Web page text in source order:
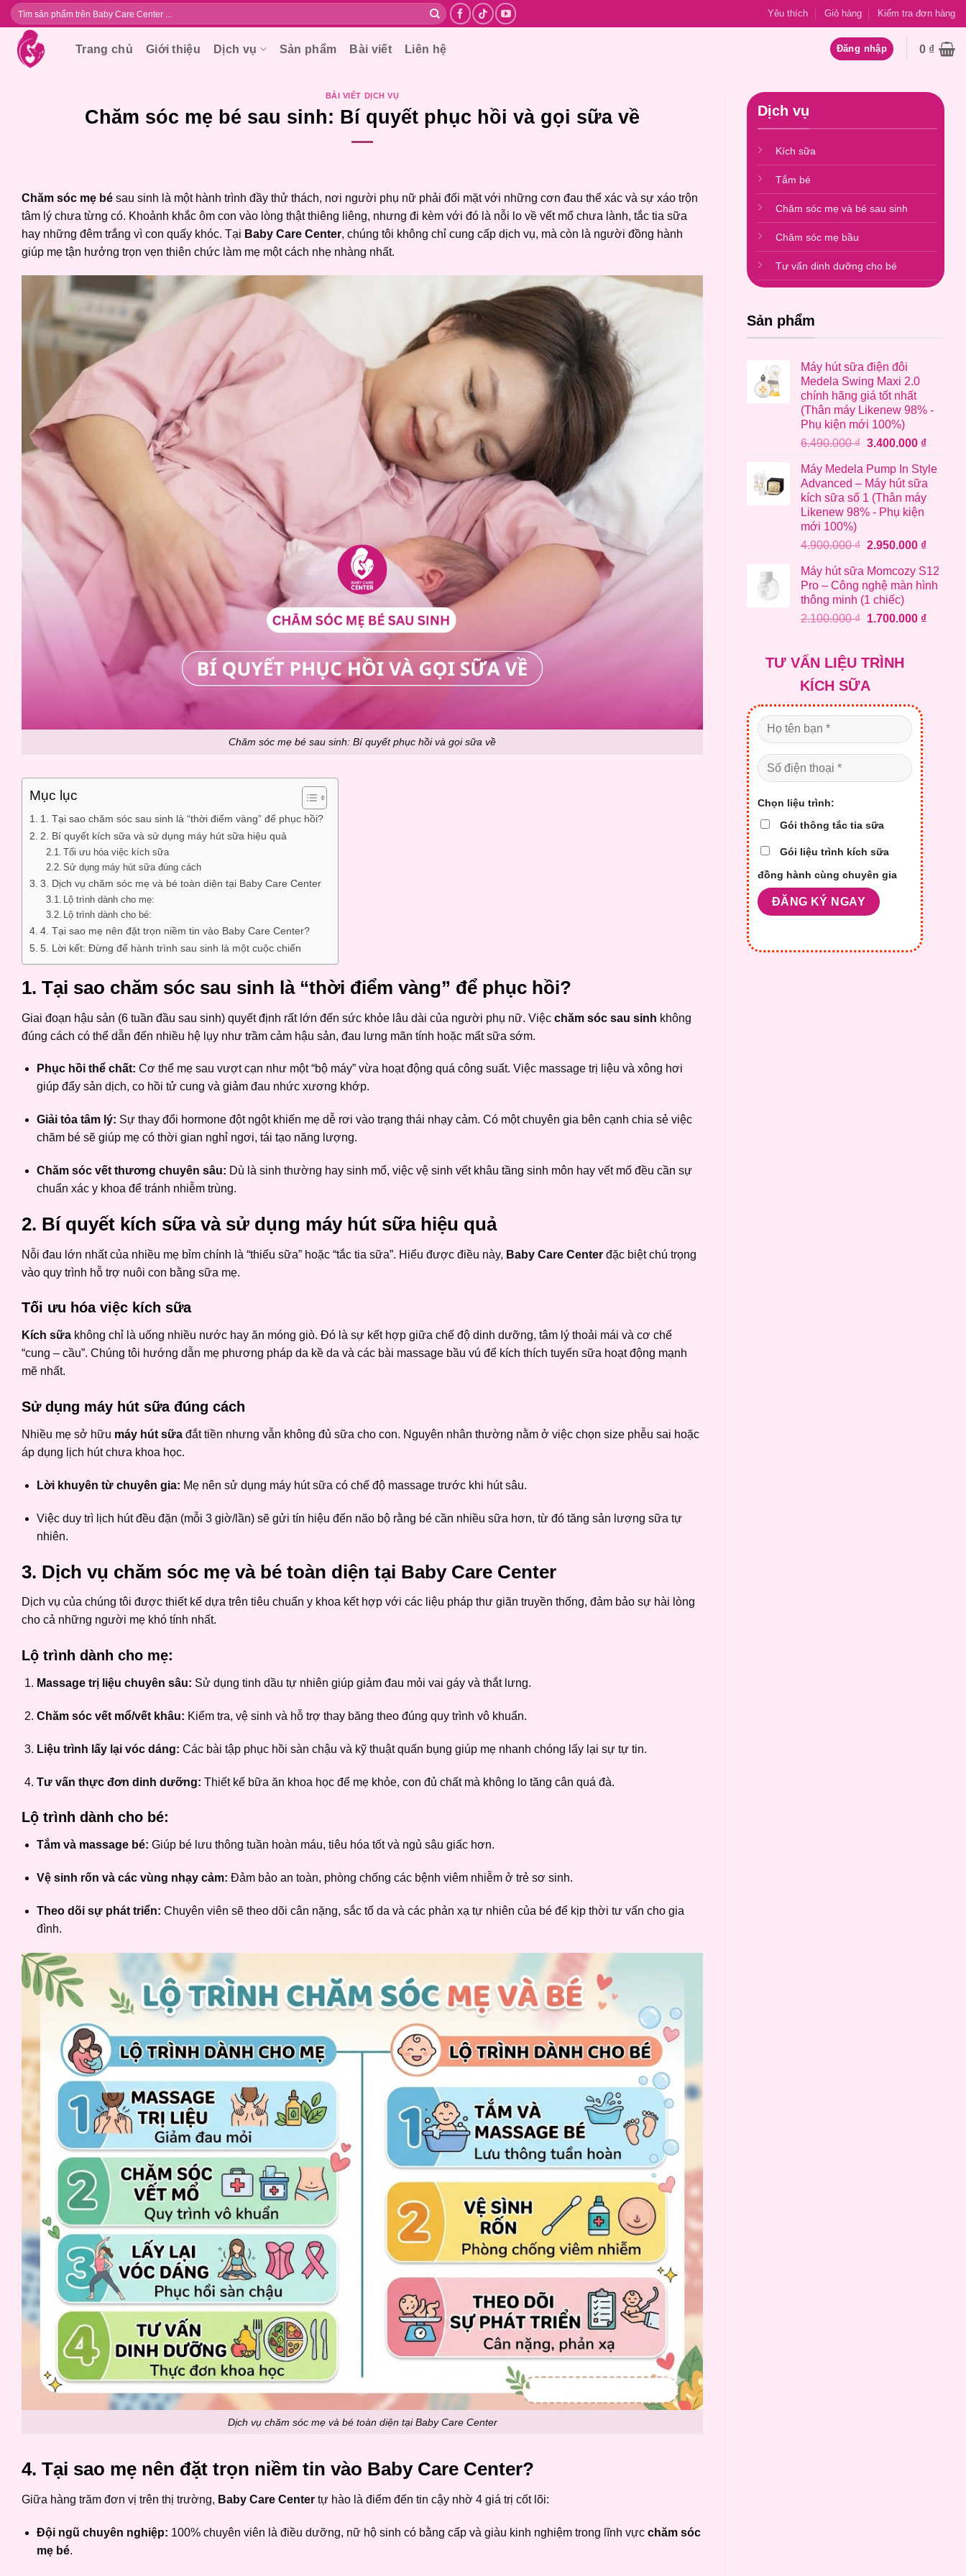
Bỏ
qua
dung
Tìm
kiếm:
Yêu thích Giỏ hàng Kiểm tra đơn hàng
Trang chủ Giới thiệu Dịch vụ Sản phẩm Bài viết Liên hệ Đăng nhập 0 ₫
BÀI VIẾT DỊCH VỤ
Chăm sóc mẹ bé sau sinh: Bí quyết phục hồi và gọi sữa về
Chăm sóc mẹ bé sau sinh là một hành trình đầy thử thách, nơi người phụ nữ phải đối mặt với những cơn đau thể xác và sự xáo trộn
tâm lý chưa từng có. Khoảnh khắc ôm con vào lòng thật thiêng liêng, nhưng đi kèm với đó là nỗi lo về vết mổ chưa lành, tắc tia sữa
hay những đêm trắng vì con quấy khóc. Tại Baby Care Center, chúng tôi không chỉ cung cấp dịch vụ, mà còn là người đồng hành
giúp mẹ tận hưởng trọn vẹn thiên chức làm mẹ một cách nhẹ nhàng nhất.
Chăm sóc mẹ bé sau sinh: Bí quyết phục hồi và gọi sữa về
Mục lục
1. Tại sao chăm sóc sau sinh là “thời điểm vàng” để phục hồi?
2. Bí quyết kích sữa và sử dụng máy hút sữa hiệu quả
Tối ưu hóa việc kích sữa
Sử dụng máy hút sữa đúng cách
3. Dịch vụ chăm sóc mẹ và bé toàn diện tại Baby Care Center
Lộ trình dành cho mẹ:
Lộ trình dành cho bé:
4. Tại sao mẹ nên đặt trọn niềm tin vào Baby Care Center?
5. Lời kết: Đừng để hành trình sau sinh là một cuộc chiến
1. Tại sao chăm sóc sau sinh là “thời điểm vàng” để phục hồi?
Giai đoạn hậu sản (6 tuần đầu sau sinh) quyết định rất lớn đến sức khỏe lâu dài của người phụ nữ. Việc chăm sóc sau sinh không
đúng cách có thể dẫn đến nhiều hệ lụy như trầm cảm hậu sản, đau lưng mãn tính hoặc mất sữa sớm.
Phục hồi thể chất: Cơ thể mẹ sau vượt cạn như một “bộ máy” vừa hoạt động quá công suất. Việc massage trị liệu và xông hơi
giúp đẩy sản dịch, co hồi tử cung và giảm đau nhức xương khớp.
Giải tỏa tâm lý: Sự thay đổi hormone đột ngột khiến mẹ dễ rơi vào trạng thái nhạy cảm. Có một chuyên gia bên cạnh chia sẻ việc
chăm bé sẽ giúp mẹ có thời gian nghỉ ngơi, tái tạo năng lượng.
Chăm sóc vết thương chuyên sâu: Dù là sinh thường hay sinh mổ, việc vệ sinh vết khâu tầng sinh môn hay vết mổ đều cần sự
chuẩn xác y khoa để tránh nhiễm trùng.
2. Bí quyết kích sữa và sử dụng máy hút sữa hiệu quả
Nỗi đau lớn nhất của nhiều mẹ bỉm chính là “thiếu sữa” hoặc “tắc tia sữa”. Hiểu được điều này, Baby Care Center đặc biệt chú trọng
vào quy trình hỗ trợ nuôi con bằng sữa mẹ.
Tối ưu hóa việc kích sữa
Kích sữa không chỉ là uống nhiều nước hay ăn móng giò. Đó là sự kết hợp giữa chế độ dinh dưỡng, tâm lý thoải mái và cơ chế
“cung – cầu”. Chúng tôi hướng dẫn mẹ phương pháp da kề da và các bài massage bầu vú để kích thích tuyến sữa hoạt động mạnh
mẽ nhất.
Sử dụng máy hút sữa đúng cách
Nhiều mẹ sở hữu máy hút sữa đắt tiền nhưng vẫn không đủ sữa cho con. Nguyên nhân thường nằm ở việc chọn size phễu sai hoặc
áp dụng lịch hút chưa khoa học.
Lời khuyên từ chuyên gia: Mẹ nên sử dụng máy hút sữa có chế độ massage trước khi hút sâu.
Việc duy trì lịch hút đều đặn (mỗi 3 giờ/lần) sẽ gửi tín hiệu đến não bộ rằng bé cần nhiều sữa hơn, từ đó tăng sản lượng sữa tự
nhiên.
3. Dịch vụ chăm sóc mẹ và bé toàn diện tại Baby Care Center
Dịch vụ của chúng tôi được thiết kế dựa trên tiêu chuẩn y khoa kết hợp với các liệu pháp thư giãn truyền thống, đảm bảo sự hài lòng
cho cả những người mẹ khó tính nhất.
Lộ trình dành cho mẹ:
Massage trị liệu chuyên sâu: Sử dụng tinh dầu tự nhiên giúp giảm đau mỏi vai gáy và thắt lưng.
Chăm sóc vết mổ/vết khâu: Kiểm tra, vệ sinh và hỗ trợ thay băng theo đúng quy trình vô khuẩn.
Liệu trình lấy lại vóc dáng: Các bài tập phục hồi sàn chậu và kỹ thuật quấn bụng giúp mẹ nhanh chóng lấy lại sự tự tin.
Tư vấn thực đơn dinh dưỡng: Thiết kế bữa ăn khoa học để mẹ khỏe, con đủ chất mà không lo tăng cân quá đà.
Lộ trình dành cho bé:
Tắm và massage bé: Giúp bé lưu thông tuần hoàn máu, tiêu hóa tốt và ngủ sâu giấc hơn.
Vệ sinh rốn và các vùng nhạy cảm: Đảm bảo an toàn, phòng chống các bệnh viêm nhiễm ở trẻ sơ sinh.
Theo dõi sự phát triển: Chuyên viên sẽ theo dõi cân nặng, sắc tố da và các phản xạ tự nhiên của bé để kịp thời tư vấn cho gia
đình.
Dịch vụ chăm sóc mẹ và bé toàn diện tại Baby Care Center
4. Tại sao mẹ nên đặt trọn niềm tin vào Baby Care Center?
Giữa hàng trăm đơn vị trên thị trường, Baby Care Center tự hào là điểm đến tin cậy nhờ 4 giá trị cốt lõi:
Đội ngũ chuyên nghiệp: 100% chuyên viên là điều dưỡng, nữ hộ sinh có bằng cấp và giàu kinh nghiệm trong lĩnh vực chăm sóc
mẹ bé.
Dịch vụ
Kích sữa
Tắm bé
Chăm sóc mẹ và bé sau sinh
Chăm sóc mẹ bầu
Tư vấn dinh dưỡng cho bé
Sản phẩm
Máy hút sữa điện đôi
Medela Swing Maxi 2.0
chính hãng giá tốt nhất
(Thân máy Likenew 98% -
Phụ kiện mới 100%)
6.490.000₫ Giá
là:
6.490.000 ₫.
3.400.000 ₫Giá
tại
là:
Máy Medela Pump In Style
Advanced – Máy hút sữa
kích sữa số 1 (Thân máy
Likenew 98% - Phụ kiện
mới 100%)
4.900.000₫ Giá
là:
4.900.000 ₫.
2.950.000 ₫Giá
tại
là:
Máy hút sữa Momcozy S12
Pro – Công nghệ màn hình
thông minh (1 chiếc)
2.100.000₫ Giá
2.100.000 ₫.
1.700.000 ₫Giá
TƯ VẤN LIỆU TRÌNH
KÍCH SỮA
Chọn liệu trình:
Gói thông tắc tia sữa
Gói liệu trình kích sữa
đồng hành cùng chuyên gia